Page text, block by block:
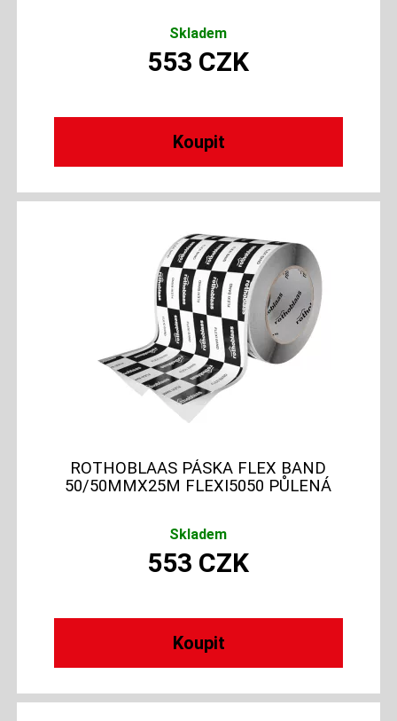
Skladem
553 CZK
ROTHOBLAAS PÁSKA FLEX BAND
50/50MMX25M FLEXI5050 PŮLENÁ
Skladem
553 CZK